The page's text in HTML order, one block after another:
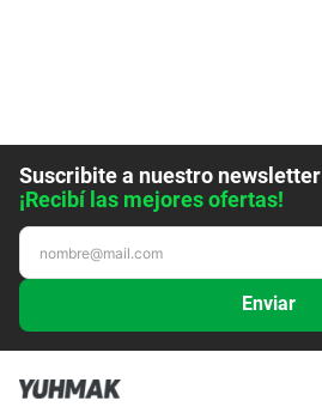
Suscribite a nuestro newsletter
¡Recibí las mejores ofertas!
Enviar